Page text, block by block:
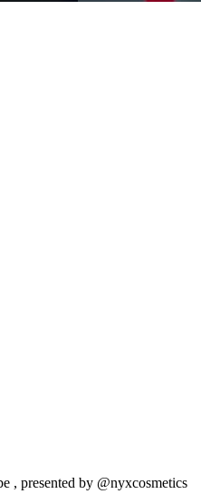
, presented by @nyxcosmetics